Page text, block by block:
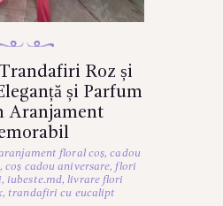
Roz și
și Parfum
Aranjament
floral coș,cadou
,coș cadou aniversare, flori
, iubeste.md,livrare flori
, trandafiri cu eucalipt